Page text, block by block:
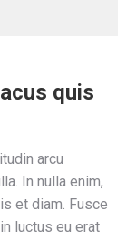
quis
arcu
In nulla enim,
et diam. Fusce
luctus eu erat